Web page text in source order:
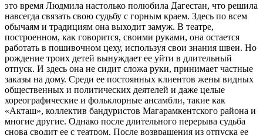
это время Людмила настолько полюбила Дагестан, что решила
навсегда связать свою судьбу с горным краем. Здесь по всем
обычаям и традициям она выходит замуж. В театре,
построенном, как говорится, своими руками, она остается
работать в пошивочном цеху, используя свои знания швеи. Но
рождение троих детей вынуждает ее уйти в длительный
отпуск. И здесь она не сидит сложа руки, принимает частные
заказы на дому. Среди ее постоянных клиентов жены видных
общественных и политических деятелей и даже целые
хореографические и фольклорные ансамбли, такие как
«Акташ», коллектив бандуристов Магарамкентского района и
многие другие. Однако после длительного перерыва судьба
снова сводит ее с театром. После возвращения из отпуска ее